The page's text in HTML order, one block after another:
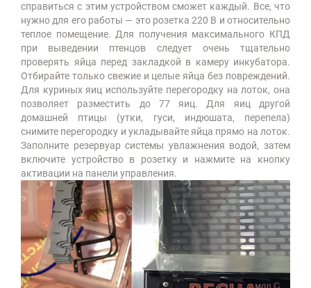
справиться с этим устройством сможет каждый. Все, что
нужно для его работы — это розетка 220 В и относительно
теплое помещение. Для получения максимального КПД
при выведении птенцов следует очень тщательно
проверять яйца перед закладкой в камеру инкубатора.
Отбирайте только свежие и целые яйца без повреждений.
Для куриных яиц используйте перегородку на лоток, она
позволяет разместить до 77 яиц. Для яиц другой
домашней птицы (утки, гуси, индюшата, перепела)
снимите перегородку и укладывайте яйца прямо на лоток.
Заполните резервуар системы увлажнения водой, затем
включите устройство в розетку и нажмите на кнопку
активации на панели управления.